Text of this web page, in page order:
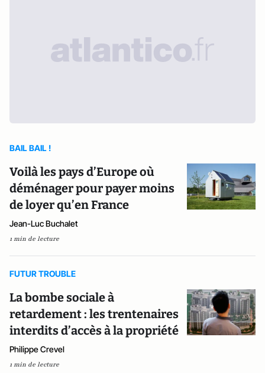
BAIL BAIL !
Voilà les pays d’Europe où
déménager pour payer moins
de loyer qu’en France
Jean-Luc Buchalet
1 min de lecture
FUTUR TROUBLE
La bombe sociale à
retardement : les trentenaires
interdits d’accès à la propriété
Philippe Crevel
1 min de lecture